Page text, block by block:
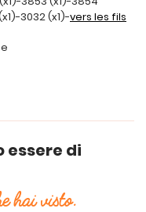
3032 (x1)-vers les fils
essere di
hai visto.